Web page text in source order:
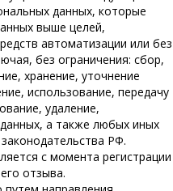
данных, которые
выше целей,
автоматизации или без
без ограничения: сбор,
хранение, уточнение
использование, передачу
удаление,
а также любых иных
РФ.
с момента регистрации
отзыва.